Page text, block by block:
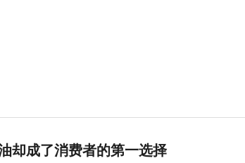
却成了消费者的第一选择